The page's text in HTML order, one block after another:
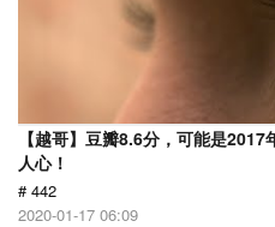
【越哥】豆瓣8.6分，可能是
人心！
# 442
2020-01-17 06:09